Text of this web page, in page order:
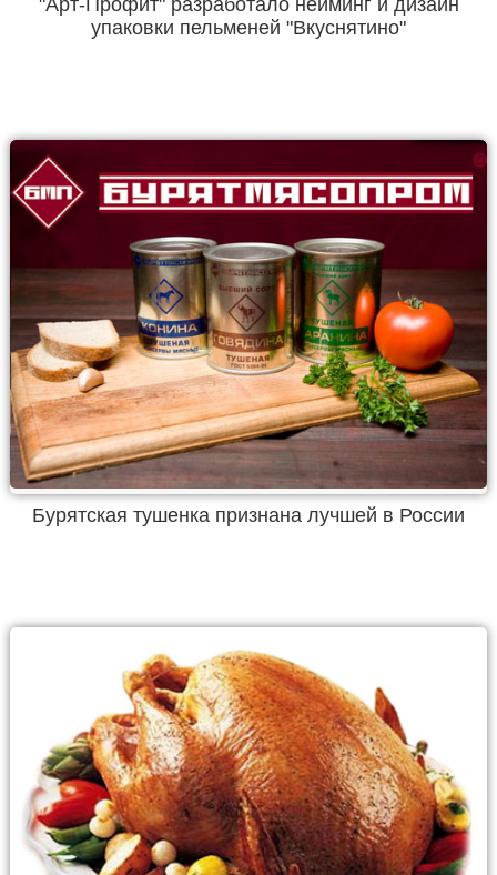
упаковки пельменей "Вкуснятино"
Бурятская тушенка признана лучшей в России